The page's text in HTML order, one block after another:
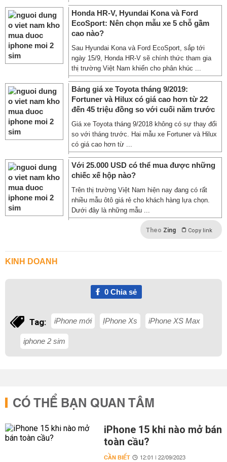
Honda HR-V, Hyundai Kona và Ford
EcoSport: Nên chọn mẫu xe 5 chỗ gầm
cao nào?
Sau Hyundai Kona và Ford EcoSport, sắp tới
ngày 15/9, Honda HR-V sẽ chính thức tham gia
thị trường Việt Nam khiến cho phân khúc ...
Bảng giá xe Toyota tháng 9/2019:
Fortuner và Hilux có giá cao hơn từ 22
đến 45 triệu đồng so với cuối năm trước
Giá xe Toyota tháng 9/2018 không có sự thay đổi
so với tháng trước. Hai mẫu xe Fortuner và Hilux
có giá cao hơn từ ...
Với 25.000 USD có thể mua được những
chiếc xế hộp nào?
Trên thị trường Việt Nam hiện nay đang có rất
nhiều mẫu ôtô giá rẻ cho khách hàng lựa chọn.
Dưới đây là những mẫu ...
Theo Zing Copy link
KINH DOANH
0Chia sẻ
Tag: iPhone mới ỊPhone Xs iPhone XS Max
iphone 2 sim
CÓ THỂ BẠN QUAN TÂM
iPhone 15 khi nào mở bán
toàn cầu?
CẦN BIẾT 12:01 | 22/09/2023